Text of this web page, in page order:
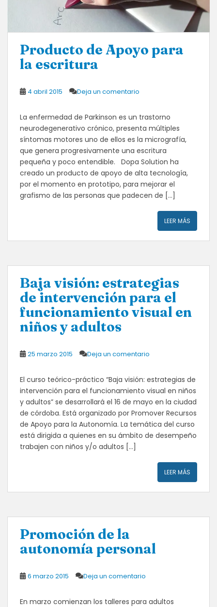
Producto de Apoyo para
la escritura
4 abril 2015 Deja un comentario
La enfermedad de Parkinson es un trastorno
neurodegenerativo crónico, presenta múltiples
síntomas motores uno de ellos es la micrografía,
que genera progresivamente una escritura
pequeña y poco entendible. Dopa Solution ha
creado un producto de apoyo de alta tecnología,
por el momento en prototipo, para mejorar el
grafismo de las personas que padecen de […]
LEER MÁS
Baja visión: estrategias
de intervención para el
funcionamiento visual en
niños y adultos
25 marzo 2015 Deja un comentario
El curso teórico-práctico “Baja visión: estrategias de
intervención para el funcionamiento visual en niños
y adultos” se desarrollará el 16 de mayo en la ciudad
de córdoba. Está organizado por Promover Recursos
de Apoyo para la Autonomía. La temática del curso
está dirigida a quienes en su ámbito de desempeño
trabajen con niños y/o adultos […]
LEER MÁS
Promoción de la
autonomía personal
6 marzo 2015 Deja un comentario
En marzo comienzan los talleres para adultos